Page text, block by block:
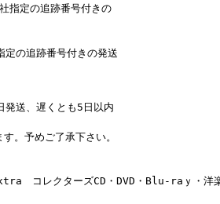
定の追跡番号付きの
定の追跡番号付きの発送
発送、遅くとも5日以内
。予めご了承下さい。
コレクターズCD・DVD・Blu-raｙ・洋